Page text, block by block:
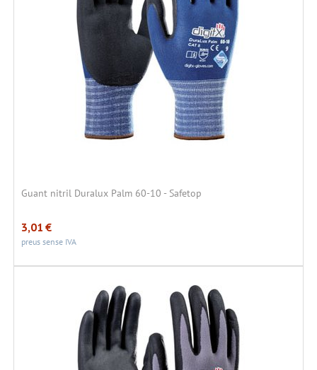
Guant nitril Duralux Palm 60-10 - Safetop
3,01 €
preus sense IVA